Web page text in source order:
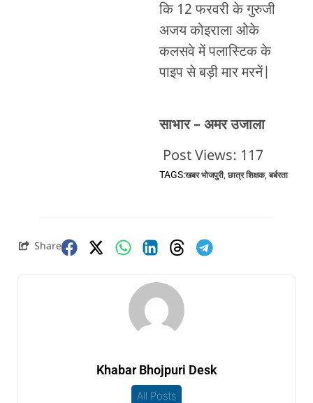
कि 12 फरवरी के गुरुजी
अजय कोइराला ओके
कलसवे में पलास्टिक के
पाइप से बड़ी मार मरनें|
साभार – अमर उजाला
Post Views: 117
TAGS:खबर भोजपुरी, छात्र शिक्षक, बर्बरता
Share
Khabar Bhojpuri Desk
All Posts